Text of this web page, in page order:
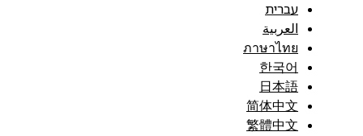
עברית
العربية
ภาษาไทย
한국어
日本語
简体中文
繁體中文